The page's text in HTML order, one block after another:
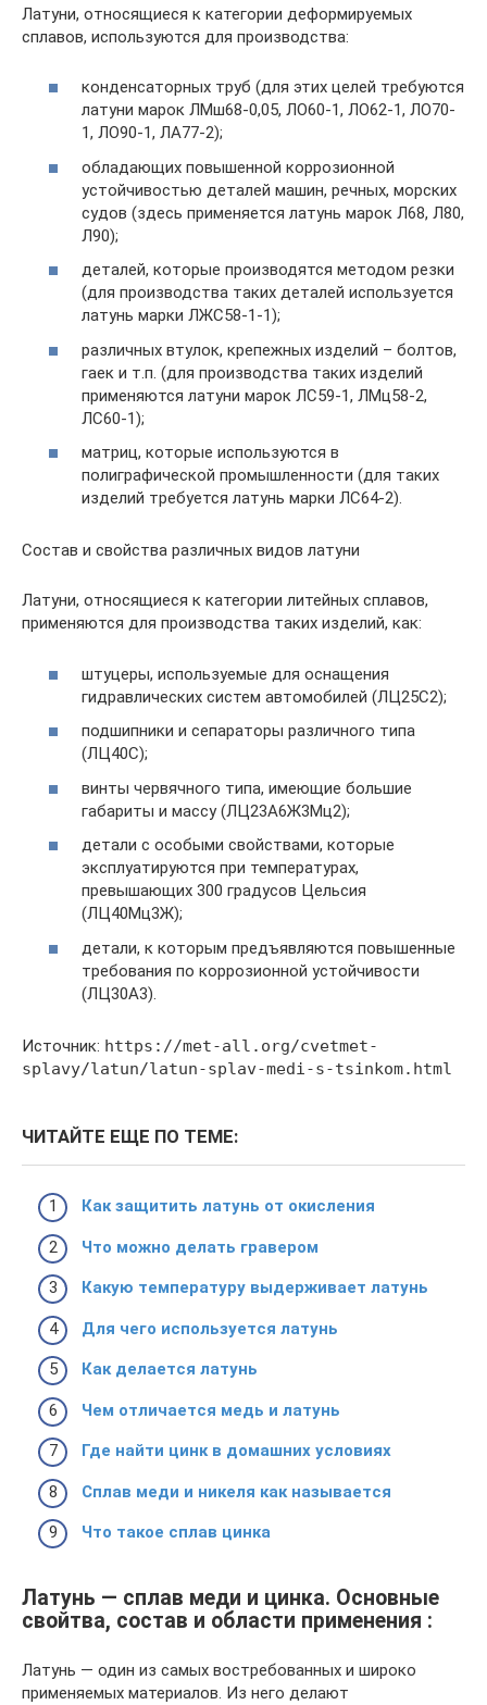
Латуни, относящиеся к категории деформируемых
сплавов, используются для производства:
конденсаторных труб (для этих целей требуются
латуни марок ЛМш68-0,05, ЛО60-1, ЛО62-1, ЛО70-
1, ЛО90-1, ЛА77-2);
обладающих повышенной коррозионной
устойчивостью деталей машин, речных, морских
судов (здесь применяется латунь марок Л68, Л80,
Л90);
деталей, которые производятся методом резки
(для производства таких деталей используется
латунь марки ЛЖС58-1-1);
различных втулок, крепежных изделий – болтов,
гаек и т.п. (для производства таких изделий
применяются латуни марок ЛС59-1, ЛМц58-2,
ЛС60-1);
матриц, которые используются в
полиграфической промышленности (для таких
изделий требуется латунь марки ЛС64-2).
Состав и свойства различных видов латуни
Латуни, относящиеся к категории литейных сплавов,
применяются для производства таких изделий, как:
штуцеры, используемые для оснащения
гидравлических систем автомобилей (ЛЦ25С2);
подшипники и сепараторы различного типа
(ЛЦ40С);
винты червячного типа, имеющие большие
габариты и массу (ЛЦ23А6Ж3Мц2);
детали с особыми свойствами, которые
эксплуатируются при температурах,
превышающих 300 градусов Цельсия
(ЛЦ40Мц3Ж);
детали, к которым предъявляются повышенные
требования по коррозионной устойчивости
(ЛЦ30А3).
Источник: https://met-all.org/cvetmet-
splavy/latun/latun-splav-medi-s-tsinkom.html
ЧИТАЙТЕ ЕЩЕ ПО ТЕМЕ:
Как защитить латунь от окисления
Что можно делать гравером
Какую температуру выдерживает латунь
Для чего используется латунь
Как делается латунь
Чем отличается медь и латунь
Где найти цинк в домашних условиях
Сплав меди и никеля как называется
Что такое сплав цинка
Латунь — сплав меди и цинка. Основные
свойтва, состав и области применения :
Латунь — один из самых востребованных и широко
применяемых материалов. Из него делают